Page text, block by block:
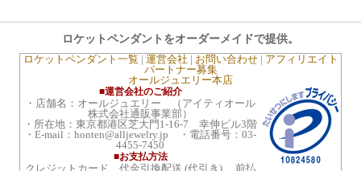
ロケットペンダントをオーダーメイドで提供。
ロケットペンダント一覧 | 運営会社 | お問い合わせ| アフィリエイト
パートナー募集
オールジュエリー本店
■運営会社のご紹介
・店舗名：オールジュエリー （アイティオール
株式会社通販事業部）
・所在地：東京都港区芝大門1-16-7 幸伸ビル3階
・E-mail：honten@alljewelry.jp ・電話番号：03-
4455-7450
■お支払方法
クレジットカード、代金引換配送 (代引き) 、前払